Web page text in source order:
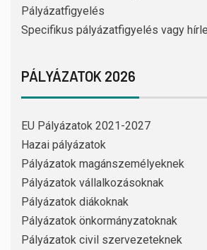
Pályázatfigyelés
Specifikus pályázatfigyelés vagy
PÁLYÁZATOK 2026
EU Pályázatok 2021-2027
Hazai pályázatok
Pályázatok magánszemélyeknek
Pályázatok vállalkozásoknak
Pályázatok diákoknak
Pályázatok önkormányzatoknak
Pályázatok civil szervezeteknek